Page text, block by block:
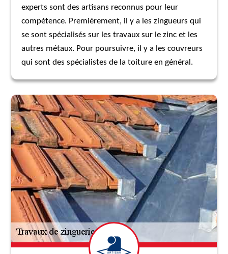
experts sont des artisans reconnus pour leur
compétence. Premièrement, il y a les zingueurs qui
se sont spécialisés sur les travaux sur le zinc et les
autres métaux. Pour poursuivre, il y a les couvreurs
qui sont des spécialistes de la toiture en général.